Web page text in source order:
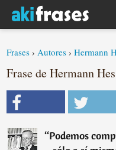
Frases ›Autores ›Hermann
Frase de Hermann
“Podemos